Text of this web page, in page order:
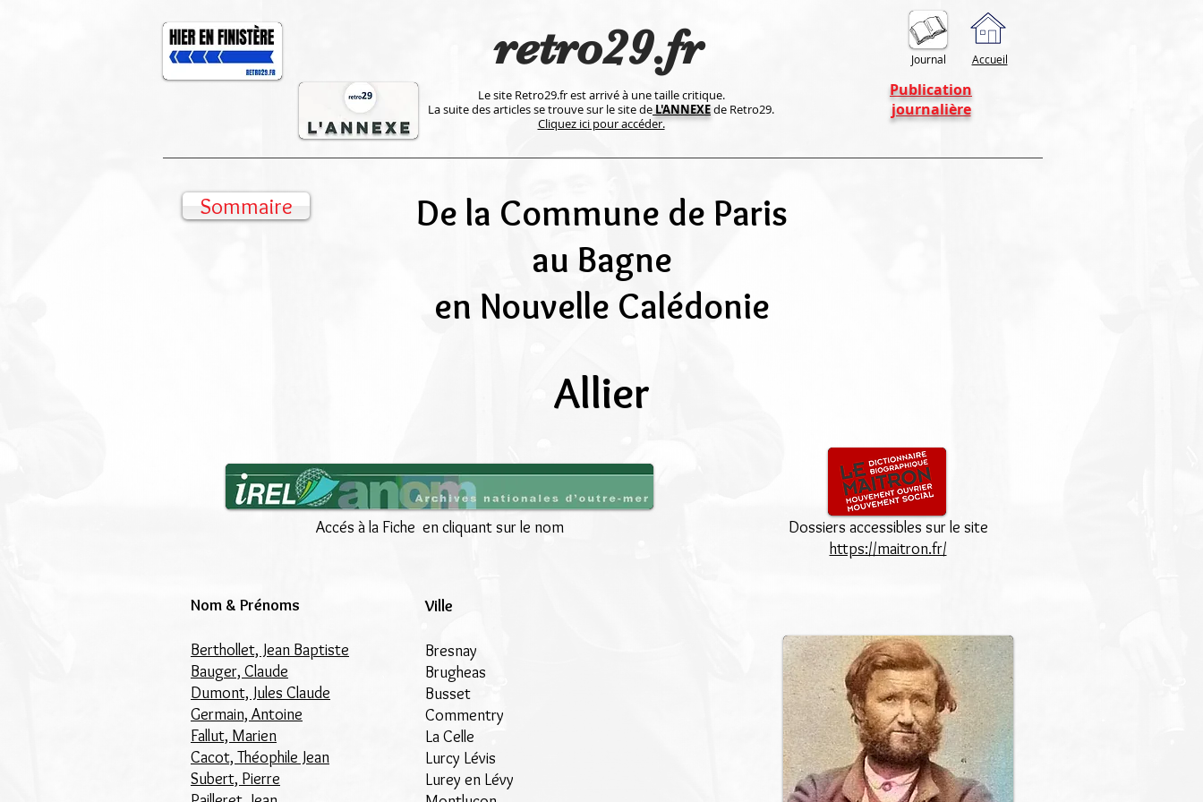
retro29.fr
Le site Retro29.fr est arrivé à une taille critique.
La suite des articles se trouve sur le site deL'ANNEXEde Retro29.
Cliquez ici pour accéder.
Journal Accueil
Publication
journalière
Sommaire
De la Commune de Paris
au Bagne
en Nouvelle Calédonie
Allier
Accés à la Fiche en cliquant sur le nom
Nom & Prénoms
Berthollet, Jean Baptiste
Bauger, Claude
Dumont, Jules Claude
Germain, Antoine
Fallut, Marien
Cacot, Théophile Jean
Subert, Pierre
Ville
Bresnay
Brugheas
Busset
Commentry
La Celle
Lurcy Lévis
Lurey en Lévy
Dossiers accessibles sur le site
https://maitron.fr/